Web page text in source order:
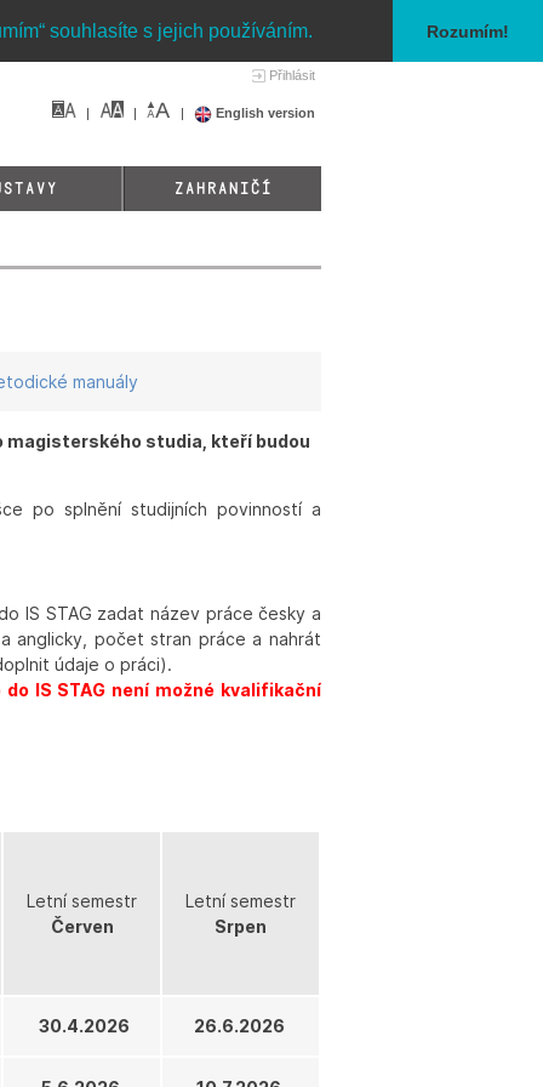
souhlasíte s jejich používáním. Rozumím!
Přihlásit
English version
ZAHRANIČÍ
manuály
magisterského studia, kteří budou
po splnění studijních povinností a
IS STAG zadat název práce česky a
anglicky, počet stran práce a nahrát
údaje o práci).
IS STAG není možné kvalifikační
Letní semestr
Červen
Letní semestr
Srpen
30.4.2026 26.6.2026